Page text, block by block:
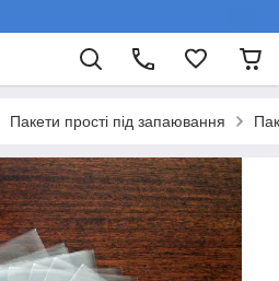
Пакети прості під запаювання